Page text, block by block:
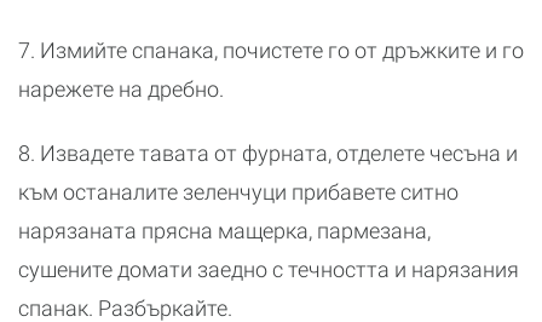
7. Измийте спанака, почистете го от дръжките и го
нарежете на дребно.
8. Извадете тавата от фурната, отделете чесъна и
към останалите зеленчуци прибавете ситно
нарязаната прясна мащерка, пармезана,
сушените домати заедно с течността и нарязания
спанак. Разбъркайте.